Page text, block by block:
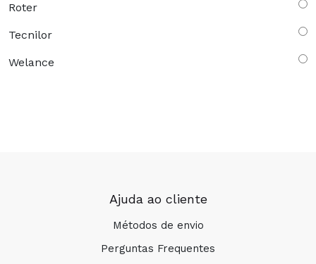
Roter
Tecnilor
Welance
Ajuda ao cliente
Métodos de envio
Perguntas Frequentes